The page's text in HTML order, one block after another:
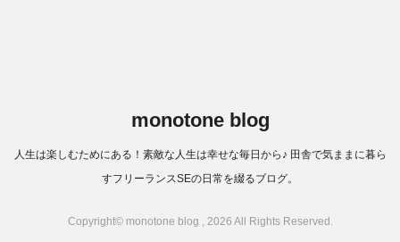
monotone blog
人生は楽しむためにある！素敵な人生は幸せな毎日から♪ 田舎で気ままに暮ら
すフリーランスSEの日常を綴るブログ。
Copyright© monotone blog , 2026 All Rights Reserved.